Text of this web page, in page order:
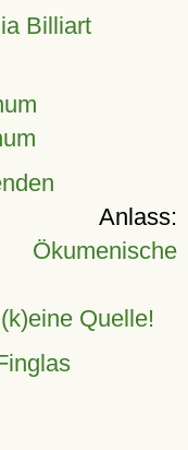
Billiart
Anlass:
Quelle!